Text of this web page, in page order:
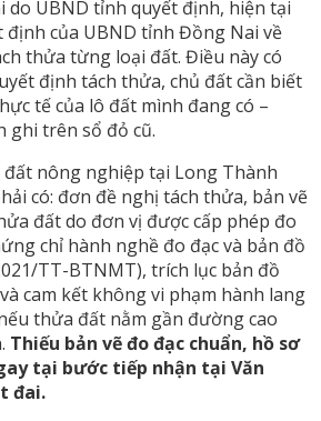
UBND tỉnh quyết định, hiện tại
định của UBND tỉnh Đồng Nai về
thửa từng loại đất. Điều này có
định tách thửa, chủ đất cần biết
tế của lô đất mình đang có –
ghi trên sổ đỏ cũ.
nông nghiệp tại Long Thành
có: đơn đề nghị tách thửa, bản vẽ
đất do đơn vị được cấp phép đo
chỉ hành nghề đo đạc và bản đồ
TT-BTNMT), trích lục bản đồ
cam kết không vi phạm hành lang
thửa đất nằm gần đường cao
Thiếu bản vẽ đo đạc chuẩn, hồ sơ
tại bước tiếp nhận tại Văn
đai.